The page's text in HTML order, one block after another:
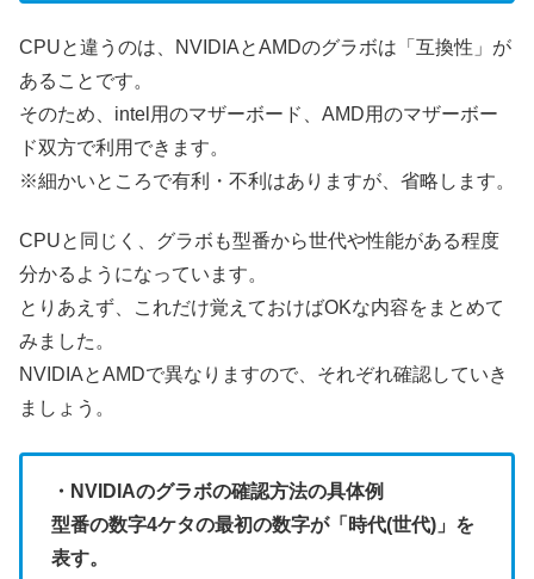
CPUと違うのは、NVIDIAとAMDのグラボは「互換性」が
あることです。
そのため、intel用のマザーボード、AMD用のマザーボー
ド双方で利用できます。
※細かいところで有利・不利はありますが、省略します。
CPUと同じく、グラボも型番から世代や性能がある程度
分かるようになっています。
とりあえず、これだけ覚えておけばOKな内容をまとめて
みました。
NVIDIAとAMDで異なりますので、それぞれ確認していき
ましょう。
・NVIDIAのグラボの確認方法の具体例
型番の数字4ケタの最初の数字が「時代(世代)」を
表す。